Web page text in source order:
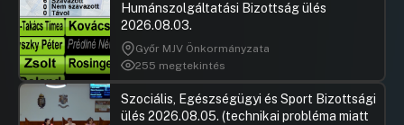
Humánszolgáltatási Bizottság ülés
2026.08.03.
Győr MJV Önkormányzata
255 megtekintés
Szociális, Egészségügyi és Sport Bizottsági
ülés 2026.08.05. (technikai probléma miatt